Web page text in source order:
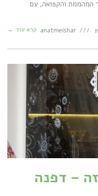
המהממת והקפואה, עם
anatmeishar קרא עוד ←
– דפנה